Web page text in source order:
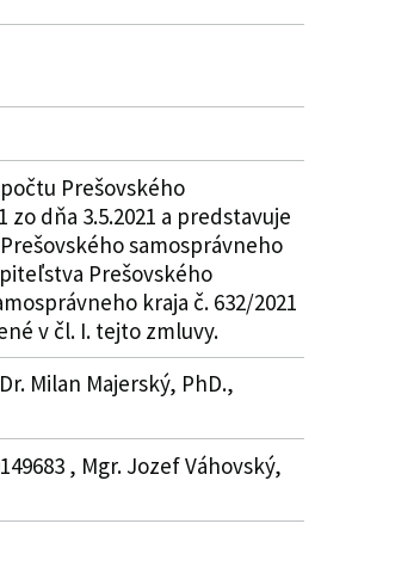
Prešovského
dňa 3.5.2021 a predstavuje
samosprávneho
Prešovského
kraja č. 632/2021
v čl. I. tejto zmluvy.
Milan Majerský, PhD.,
, Mgr. Jozef Váhovský,